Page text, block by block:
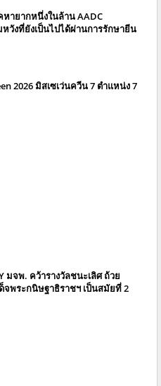
หายากหนึ่งในล้าน AADC
วังที่ยังเป็นไปได้ผ่านการรักษายีน
2026 มิสเซเว่นควีน 7 ตำแหน่ง 7
มจพ. คว้ารางวัลชนะเลิศ ถ้วย
จพระกนิษฐาธิราชฯ เป็นสมัยที่ 2